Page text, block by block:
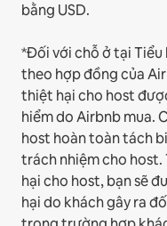
bằng USD.
*Đối với chỗ ở tại Tiểu
theo hợp đồng của
thiệt hại cho host
hiểm do Airbnb mua.
host hoàn toàn tách
trách nhiệm cho
hại cho host, bạn sẽ
hại do khách gây ra